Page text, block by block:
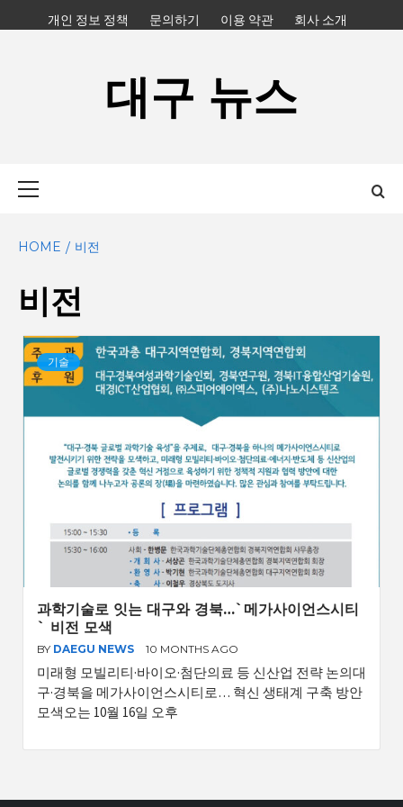
to
개인 정보 정책 문의하기 이용 약관 회사 소개
대구 뉴스
HOME 비전
비전
기술
과학기술로 잇는 대구와 경북…`메가사이언스시티
` 비전 모색
BY DAEGU NEWS 10 MONTHS AGO
미래형 모빌리티·바이오·첨단의료 등 신산업 전략 논의대
구·경북을 메가사이언스시티로… 혁신 생태계 구축 방안
모색오는 10월 16일 오후